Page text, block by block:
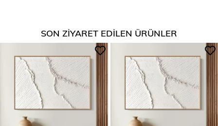
Not:
Çerçeveli tablolarda ölçüler +2 cm olarak dikkate
alınmalıdır.
SON ZIYARET EDILEN ÜRÜNLER